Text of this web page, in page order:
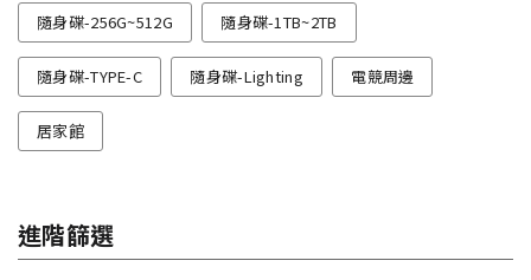
隨身碟-256G~512G 隨身碟-1TB~2TB
隨身碟-TYPE-C 隨身碟-Lighting 電競周邊
居家館
進階篩選